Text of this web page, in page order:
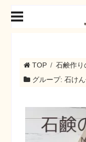
TOP
石鹸作り
グループ: 石け